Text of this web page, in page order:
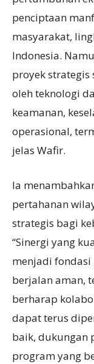
penciptaan
masyarakat,
Indonesia.
proyek
oleh teknologi
keamanan,
operasional,
jelas Wafir.
Ia
pertahanan
strategis bagi
“Sinergi yang
menjadi
berjalan aman,
berharap
dapat terus
baik, dukungan
program yang